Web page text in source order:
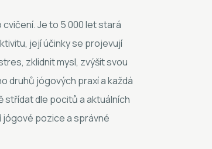
Je to 5 000 let stará
její účinky se projevují
zklidnit mysl, zvýšit svou
druhů jógových praxí a každá
střídat dle pocitů a aktuálních
jógové pozice a správné